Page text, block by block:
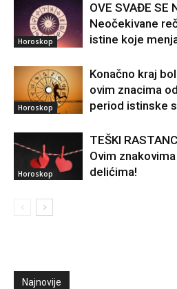
Horoskop
OVE SVAĐE SE
Neočekivane
istine koje
Horoskop
Konačno kraj
ovim znacima
period istinske
Horoskop
TEŠKI
Ovim
delićima!
Najnovije